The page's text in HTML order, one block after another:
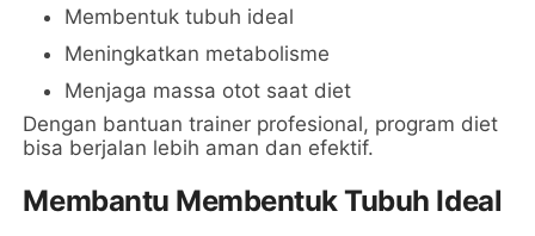
Membentuk tubuh ideal
Meningkatkan metabolisme
Menjaga massa otot saat diet
Dengan bantuan trainer profesional, program diet
bisa berjalan lebih aman dan efektif.
Membantu Membentuk Tubuh Ideal